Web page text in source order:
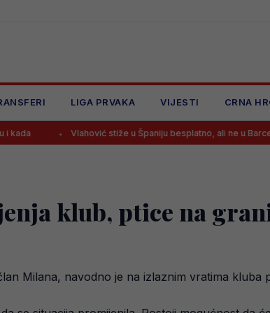
LIGA PRVAKA VIJESTI CRNA
Vlahović stiže u Španiju besplatno, ali ne u Barcelonu
klub, ptice na
Milana, navodno je na izlaznim vratima kluba